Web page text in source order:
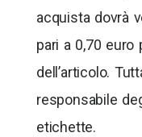
acquista dovrà
pari a 0,70 euro
dell’articolo.
responsabile
etichette.